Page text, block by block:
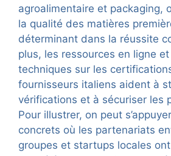
agroalimentaire et packaging,
la qualité des matières
déterminant dans la réussite
plus, les ressources en ligne
techniques sur les
fournisseurs italiens aident à
vérifications et à sécuriser les
Pour illustrer, on peut
concrets où les partenariats
groupes et startups locales